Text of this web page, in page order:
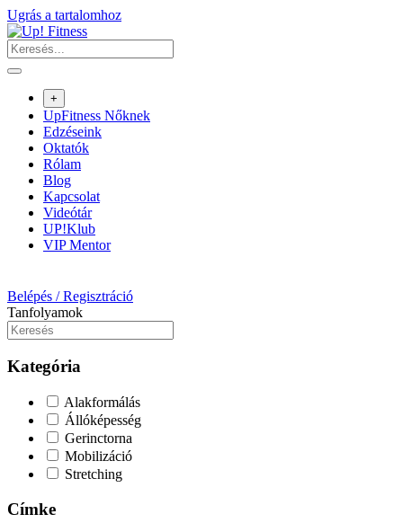
Ugrás a tartalomhoz
+
UpFitness Nőknek
Edzéseink
Oktatók
Rólam
Blog
Kapcsolat
Videótár
UP!Klub
VIP Mentor
Belépés / Regisztráció
Tanfolyamok
Kategória
Alakformálás
Állóképesség
Gerinctorna
Mobilizáció
Stretching
Címke